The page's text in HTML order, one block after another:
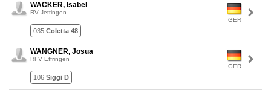
GER
WACKER, Isabel
RV Jettingen
035 Coletta 48
GER
WANGNER, Josua
RFV Effringen
106 Siggi D